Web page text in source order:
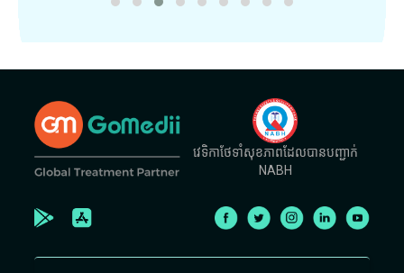
វេទិកាថែទាំសុខភាពដែលបានបញ្ជាក់
NABH